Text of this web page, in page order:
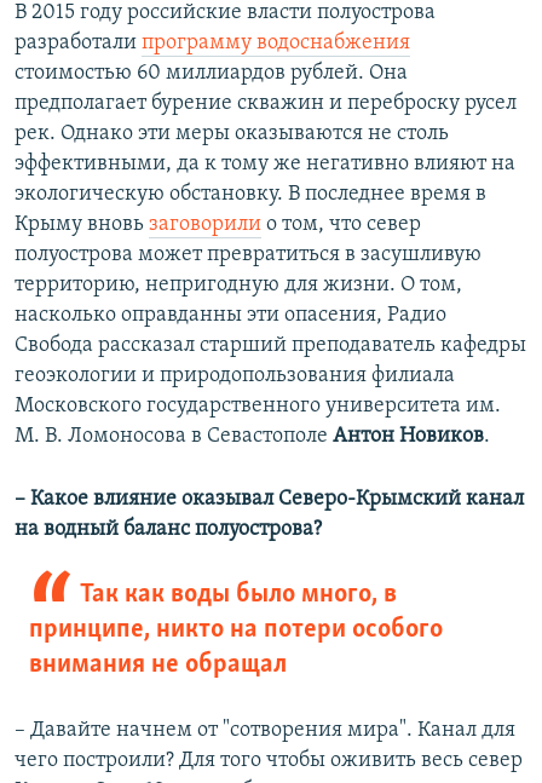
В 2015 году российские власти полуострова
разработали программу водоснабжения
стоимостью 60 миллиардов рублей. Она
предполагает бурение скважин и переброску русел
рек. Однако эти меры оказываются не столь
эффективными, да к тому же негативно влияют на
экологическую обстановку. В последнее время в
Крыму вновь заговорили о том, что север
полуострова может превратиться в засушливую
территорию, непригодную для жизни. О том,
насколько оправданны эти опасения, Радио
Свобода рассказал старший преподаватель кафедры
геоэкологии и природопользования филиала
Московского государственного университета им.
М. В. Ломоносова в Севастополе Антон Новиков.
– Какое влияние оказывал Северо-Крымский канал
на водный баланс полуострова?
Так как воды было много, в
принципе, никто на потери особого
внимания не обращал
– Давайте начнем от "сотворения мира". Канал для
чего построили? Для того чтобы оживить весь север